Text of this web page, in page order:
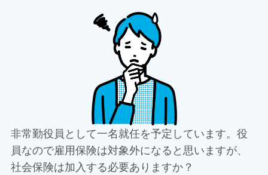
非常勤役員として一名就任を予定しています。役
員なので雇用保険は対象外になると思いますが、
社会保険は加入する必要ありますか？